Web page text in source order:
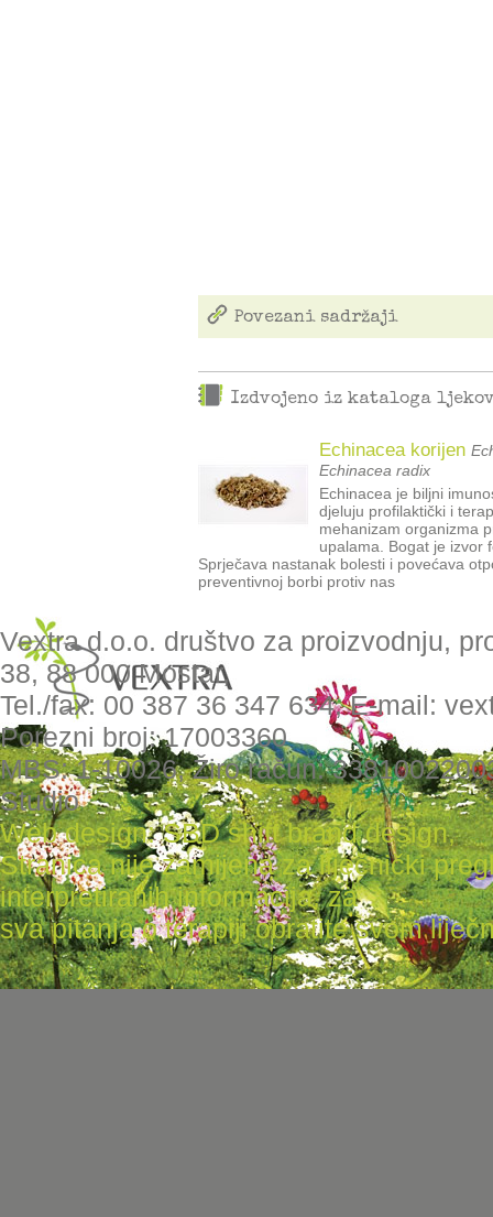
Povezani sadržaji
Izdvojeno iz kataloga
Echinacea korijen
Echinacea radix
Echinacea je biljni
djeluju profilaktički i
mehanizam organizma
upalama. Bogat je izvor
Sprječava nastanak bolesti i povećava
preventivnoj borbi protiv nas
Vextra d.o.o. društvo za proizvodnju,
38, 88 000 Mostar,
Tel./fax: 00 387 36 347 634, E-mail:
Porezni broj: 17003360
MBS: 1-10026, Žiro račun:
Studio
Web design: SBD shift brand design,
Stranica nije zamijena za liječnički
interpretiranih informacija, za
sva pitanja o terapiji obratite svom